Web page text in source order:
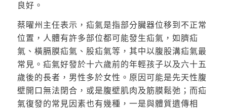
良好。
蔡曜州主任表示，疝氣是指部分臟器位移到不正常
位置，人體有許多部位都可能發生疝氣，如臍疝
氣、橫膈膜疝氣、股疝氣等，其中以腹股溝疝氣最
常見。疝氣好發於十六歲前的年輕孩子以及六十五
歲後的長者，男性多於女性。原因可能是先天性腹
壁開口無法閉合，或是腹壁肌肉及筋膜鬆弛；而疝
氣復發的常見因素也有幾種，一是與體質遺傳相